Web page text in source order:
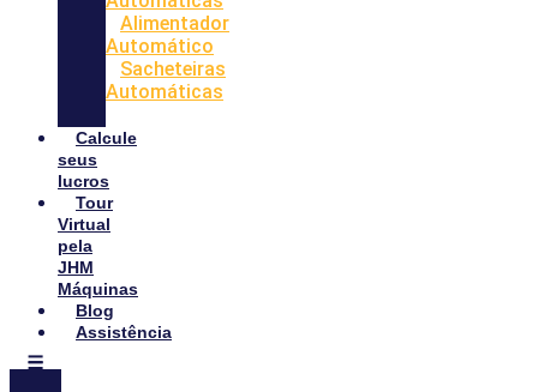
Alimentador
Automático
Sacheteiras
Automáticas
Calcule
seus
lucros
Tour
Virtual
pela
JHM
Máquinas
Blog
Assistência